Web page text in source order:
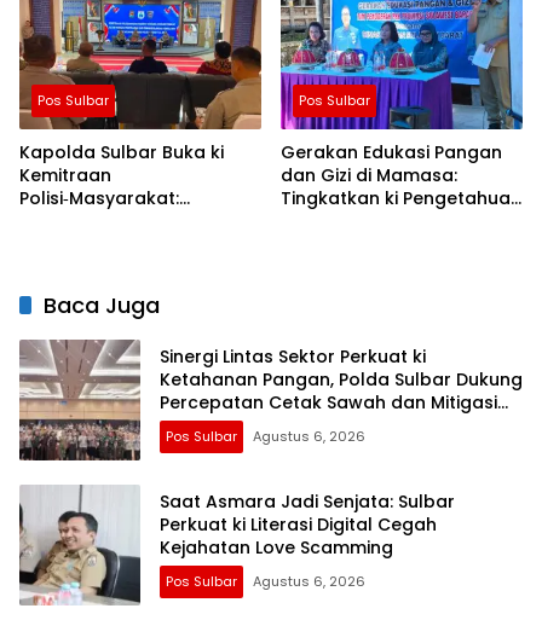
Pos Sulbar
Kapolda Sulbar Buka ki
Kemitraan
Polisi‑Masyarakat:
Pos Sulbar
Gerakan Edukasi Pangan
dan Gizi di Mamasa:
Tingkatkan ki Pengetahuan
Baca Juga
Sinergi Lintas Sektor Perkuat ki
Ketahanan Pangan, Polda Sulbar Dukung
Percepatan Cetak Sawah dan Mitigasi
Kekeringan
Pos Sulbar Agustus 6, 2026
Saat Asmara Jadi Senjata: Sulbar
Perkuat ki Literasi Digital Cegah
Kejahatan Love Scamming
Pos Sulbar Agustus 6, 2026